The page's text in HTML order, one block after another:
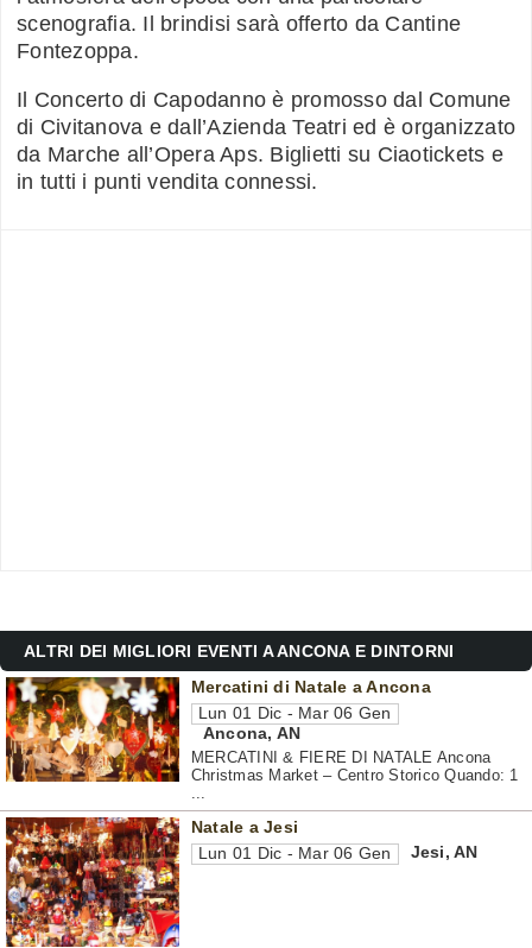
scenografia. Il brindisi sarà offerto da Cantine
Fontezoppa.
Il Concerto di Capodanno è promosso dal Comune
di Civitanova e dall’Azienda Teatri ed è organizzato
da Marche all’Opera Aps. Biglietti su Ciaotickets e
in tutti i punti vendita connessi.
ALTRI DEI MIGLIORI EVENTI A ANCONA E DINTORNI
Mercatini di Natale a Ancona
Lun 01 Dic - Mar 06 Gen
Ancona, AN
MERCATINI & FIERE DI NATALE Ancona
Christmas Market – Centro Storico Quando: 1
Natale a Jesi
Lun 01 Dic - Mar 06 Gen Jesi ,AN